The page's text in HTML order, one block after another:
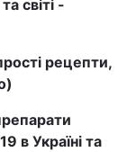
світі -
рецепти,
в Україні та